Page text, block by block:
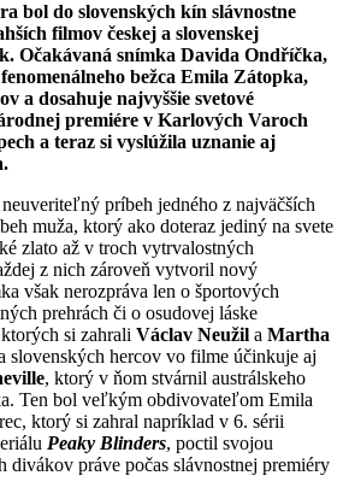
bol do slovenských kín slávnostne
filmov českej a slovenskej
Očakávaná snímka Davida Ondříčka,
bežca Emila Zátopka,
a dosahuje najvyššie svetové
premiére v Karlových Varoch
a teraz si vyslúžila uznanie aj
príbeh jedného z najväčších
muža, ktorý ako doteraz jediný na svete
zlato až v troch vytrvalostných
z nich zároveň vytvoril nový
však nerozpráva len o športových
prehrách či o osudovej láske
si zahrali Václav Neužil a Martha
slovenských hercov vo filme účinkuje aj
, ktorý v ňom stvárnil austrálskeho
Ten bol veľkým obdivovateľom Emila
ktorý si zahral napríklad v 6. sérii
Peaky Blinders, poctil svojou
divákov práve počas slávnostnej premiéry